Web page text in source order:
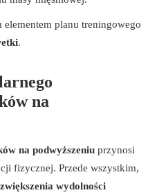
planu treningowego
.
na
na podwyższeniu przynosi
fizycznej. Przede wszystkim,
zwiększenia wydolności